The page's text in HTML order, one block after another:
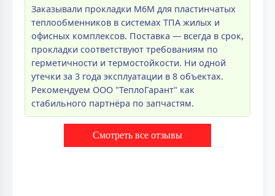
Заказывали прокладки M6M для пластинчатых
теплообменников в системах ТПА жилых и
офисных комплексов. Поставка — всегда в срок,
прокладки соответствуют требованиям по
герметичности и термостойкости. Ни одной
утечки за 3 года эксплуатации в 8 объектах.
Рекомендуем ООО "ТеплоГарант" как
стабильного партнёра по запчастям.
Смотреть все отзывы